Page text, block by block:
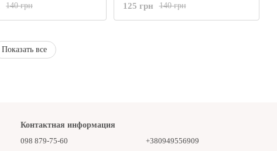
140 грн 140 грн
125 грн
Показать все
Контактная информация
098 879-75-60
+380949556909